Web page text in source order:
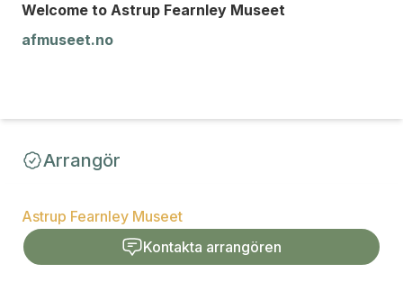
Welcome to Astrup Fearnley Museet
afmuseet.no
Arrangör
Astrup Fearnley Museet
Kontakta arrangören